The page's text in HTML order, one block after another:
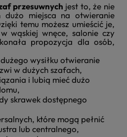
przesuwnych jest to, że nie
dużo miejsca na otwieranie
temu możesz umieścić je,
wąskiej wnęce, salonie czy
propozycja dla osób,
wysiłku otwieranie
w dużych szafach,
i lubią mieć dużo
skrawek dostępnego
które mogą pełnić
lub centralnego,